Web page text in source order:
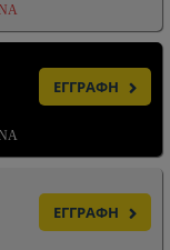
ΕΓΓΡΑΦΗ
ΕΓΓΡΑΦΗ